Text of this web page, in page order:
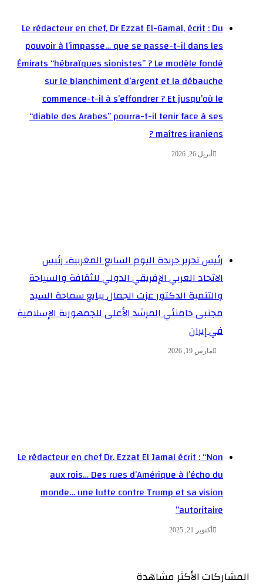
Le rédacteur en chef, Dr Ezzat El-Gamal, écrit : Du
pouvoir à l’impasse… que se passe-t-il dans les
Émirats “hébraïques sionistes” ? Le modèle fondé
sur le blanchiment d’argent et la débauche
commence-t-il à s’effondrer ? Et jusqu’où le
“diable des Arabes” pourra-t-il tenir face à ses
maîtres iraniens ?
رئيس تحرير جريدة اليوم السابع المغربية، رئيس
الاتحاد العربي الإفريقي الدولي للثقافة والسياحة
والتنمية الدكتور عزت الجمال يبايع سماحة السيد
مجتبى خامنئي المرشد الأعلى للجمهورية الإسلامية
في إيران
Le rédacteur en chef Dr. Ezzat El Jamal écrit : “Non
aux rois… Des rues d’Amérique à l’écho du
monde… une lutte contre Trump et sa vision
autoritaire”
الأكثر مشاهدة